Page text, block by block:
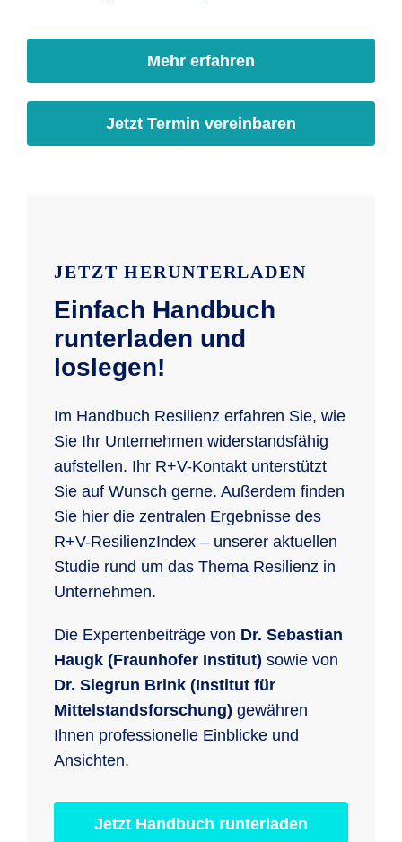
Mehr erfahren
Jetzt Termin vereinbaren
JETZT HERUNTERLADEN
Einfach Handbuch
runterladen und
loslegen!
Im Handbuch Resilienz erfahren Sie, wie
Sie Ihr Unternehmen widerstandsfähig
aufstellen. Ihr R+V-Kontakt unterstützt
Sie auf Wunsch gerne. Außerdem finden
Sie hier die zentralen Ergebnisse des
R+V-ResilienzIndex – unserer aktuellen
Studie rund um das Thema Resilienz in
Unternehmen.
Die Expertenbeiträge von Dr. Sebastian
Haugk (Fraunhofer Institut) sowie von
Dr. Siegrun Brink (Institut für
Mittelstandsforschung) gewähren
Ihnen professionelle Einblicke und
Ansichten.
Jetzt Handbuch runterladen